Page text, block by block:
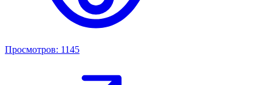
Просмотров: 1145